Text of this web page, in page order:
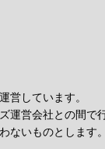
営しています。
運営会社との間で
ないものとします